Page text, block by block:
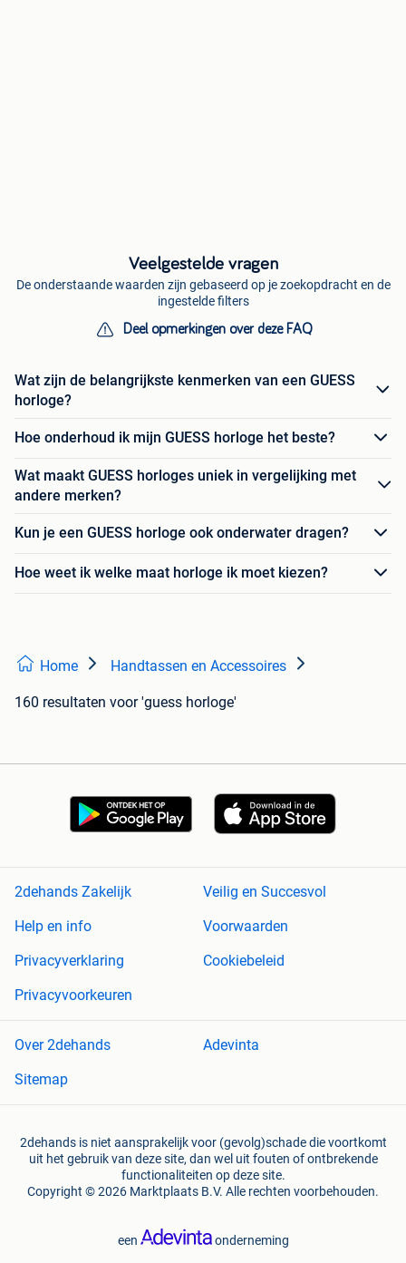
Veelgestelde vragen
De onderstaande waarden zijn gebaseerd op je zoekopdracht en de
ingestelde filters
Deel opmerkingen over deze FAQ
Wat zijn de belangrijkste kenmerken van een GUESS
horloge?
Hoe onderhoud ik mijn GUESS horloge het beste?
Wat maakt GUESS horloges uniek in vergelijking met
andere merken?
Kun je een GUESS horloge ook onderwater dragen?
Hoe weet ik welke maat horloge ik moet kiezen?
Home Handtassen en Accessoires
160 resultaten voor 'guess horloge'
2dehands Zakelijk
Veilig en Succesvol
Help en info
Voorwaarden
Privacyverklaring
Cookiebeleid
Privacyvoorkeuren
Over 2dehands
Adevinta
Sitemap
2dehands is niet aansprakelijk voor (gevolg)schade die voortkomt
uit het gebruik van deze site, dan wel uit fouten of ontbrekende
functionaliteiten op deze site.
Copyright © 2026 Marktplaats B.V. Alle rechten voorbehouden.
een onderneming